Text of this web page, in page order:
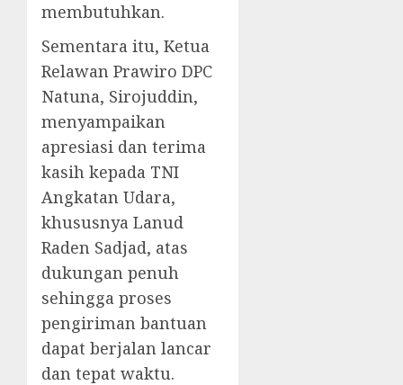
membutuhkan.
Sementara itu, Ketua
Relawan Prawiro DPC
Natuna, Sirojuddin,
menyampaikan
apresiasi dan terima
kasih kepada TNI
Angkatan Udara,
khususnya Lanud
Raden Sadjad, atas
dukungan penuh
sehingga proses
pengiriman bantuan
dapat berjalan lancar
dan tepat waktu.